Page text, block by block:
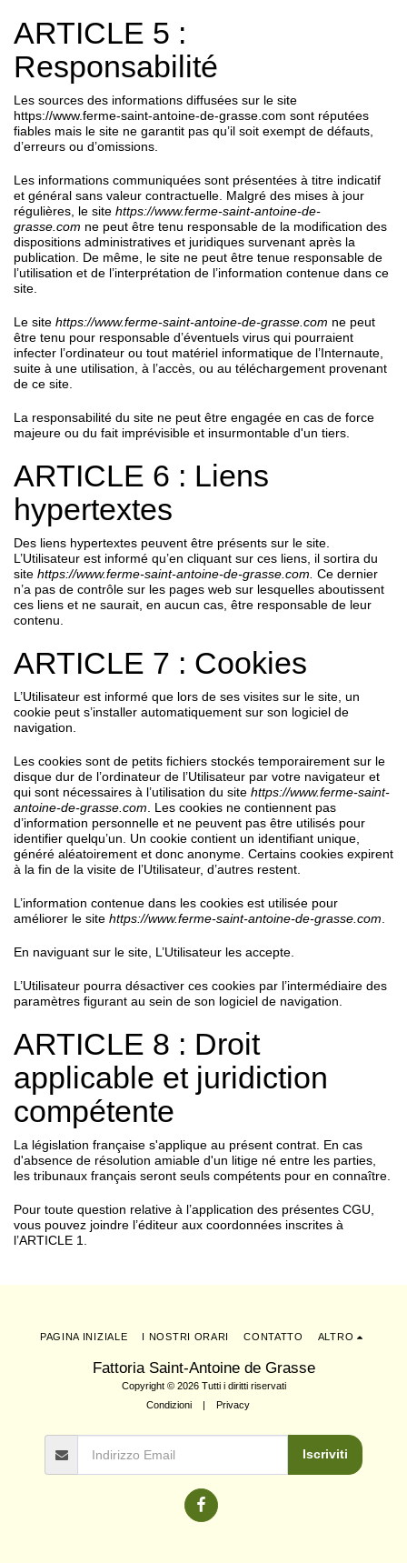
ARTICLE 5 :
Responsabilité
Les sources des informations diffusées sur le site
https://www.ferme-saint-antoine-de-grasse.com sont réputées
fiables mais le site ne garantit pas qu’il soit exempt de défauts,
d’erreurs ou d’omissions.
Les informations communiquées sont présentées à titre indicatif
et général sans valeur contractuelle. Malgré des mises à jour
régulières, le site https://www.ferme-saint-antoine-de-
grasse.com ne peut être tenu responsable de la modification des
dispositions administratives et juridiques survenant après la
publication. De même, le site ne peut être tenue responsable de
l’utilisation et de l’interprétation de l’information contenue dans ce
site.
Le site https://www.ferme-saint-antoine-de-grasse.com ne peut
être tenu pour responsable d’éventuels virus qui pourraient
infecter l’ordinateur ou tout matériel informatique de l’Internaute,
suite à une utilisation, à l’accès, ou au téléchargement provenant
de ce site.
La responsabilité du site ne peut être engagée en cas de force
majeure ou du fait imprévisible et insurmontable d'un tiers.
ARTICLE 6 : Liens
hypertextes
Des liens hypertextes peuvent être présents sur le site.
L’Utilisateur est informé qu’en cliquant sur ces liens, il sortira du
site https://www.ferme-saint-antoine-de-grasse.com. Ce dernier
n’a pas de contrôle sur les pages web sur lesquelles aboutissent
ces liens et ne saurait, en aucun cas, être responsable de leur
contenu.
ARTICLE 7 : Cookies
L’Utilisateur est informé que lors de ses visites sur le site, un
cookie peut s’installer automatiquement sur son logiciel de
navigation.
Les cookies sont de petits fichiers stockés temporairement sur le
disque dur de l’ordinateur de l’Utilisateur par votre navigateur et
qui sont nécessaires à l’utilisation du site https://www.ferme-saint-
antoine-de-grasse.com . Les cookies ne contiennent pas
d’information personnelle et ne peuvent pas être utilisés pour
identifier quelqu’un. Un cookie contient un identifiant unique,
généré aléatoirement et donc anonyme. Certains cookies expirent
à la fin de la visite de l’Utilisateur, d’autres restent.
L’information contenue dans les cookies est utilisée pour
améliorer le site https://www.ferme-saint-antoine-de-grasse.com
En naviguant sur le site, L’Utilisateur les accepte.
L’Utilisateur pourra désactiver ces cookies par l’intermédiaire des
paramètres figurant au sein de son logiciel de navigation.
ARTICLE 8 : Droit
applicable et juridiction
compétente
La législation française s'applique au présent contrat. En cas
d'absence de résolution amiable d'un litige né entre les parties,
les tribunaux français seront seuls compétents pour en connaître.
Pour toute question relative à l’application des présentes CGU,
vous pouvez joindre l’éditeur aux coordonnées inscrites à
l’ARTICLE 1.
Fattoria Saint-Antoine de Grasse
Copyright © 2026 Tutti i diritti riservati
Condizioni | Privacy
PAGINA INIZIALE I NOSTRI ORARI CONTATTO ALTRO
Iscriviti